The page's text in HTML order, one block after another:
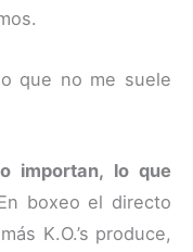
que no me suele
importan, lo que
boxeo el directo
K.O.’s produce,